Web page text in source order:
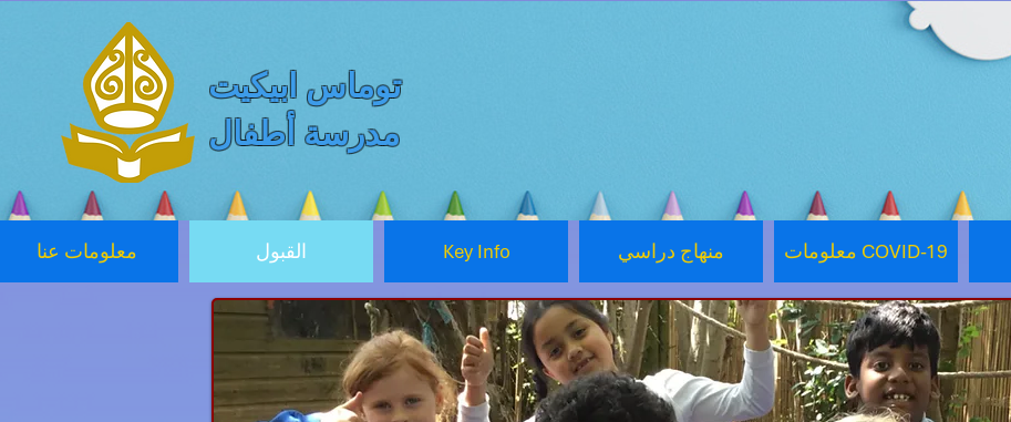
توماس ابيكيت
مدرسة أطفال
معلومات عنا القبول Key Info منهاج دراسي معلومات COVID-19